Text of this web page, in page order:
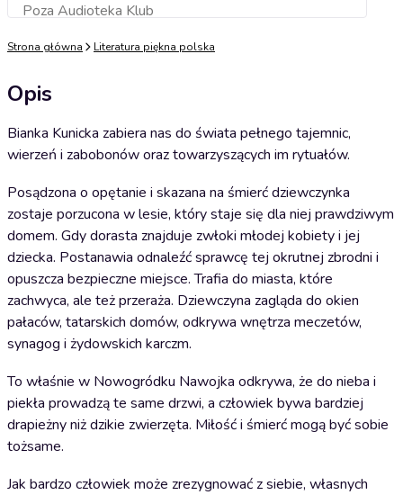
Poza Audioteka KlubDodaj do koszyka
Strona główna Literatura piękna polska
Opis
Bianka Kunicka zabiera nas do świata pełnego tajemnic,
wierzeń i zabobonów oraz towarzyszących im rytuałów.
Posądzona o opętanie i skazana na śmierć dziewczynka
zostaje porzucona w lesie, który staje się dla niej prawdziwym
domem. Gdy dorasta znajduje zwłoki młodej kobiety i jej
dziecka. Postanawia odnaleźć sprawcę tej okrutnej zbrodni i
opuszcza bezpieczne miejsce. Trafia do miasta, które
zachwyca, ale też przeraża. Dziewczyna zagląda do okien
pałaców, tatarskich domów, odkrywa wnętrza meczetów,
synagog i żydowskich karczm.
To właśnie w Nowogródku Nawojka odkrywa, że do nieba i
piekła prowadzą te same drzwi, a człowiek bywa bardziej
drapieżny niż dzikie zwierzęta. Miłość i śmierć mogą być sobie
tożsame.
Jak bardzo człowiek może zrezygnować z siebie, własnych